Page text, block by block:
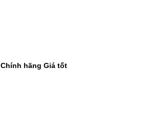
Chính hãng Giá tốt